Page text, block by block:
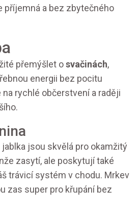
příjemná a bez zbytečného
přemýšlet osvačinách,
energii bez pocitu
rychlé občerstvení a raději
jablka jsou skvělá pro okamžitý
zasytí, ale poskytují také
trávicí systém v chodu. Mrkev
zas super pro křupání bez